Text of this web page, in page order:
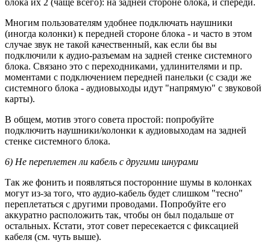
блока их 2 (чаще всего): на задней стороне блока, и спереди.
Многим пользователям удобнее подключать наушники
(иногда колонки) к передней стороне блока - и часто в этом
случае звук не такой качественный, как если бы вы
подключили к аудио-разъемам на задней стенке системного
блока. Связано это с переходниками, удлинителями и пр.
моментами с подключением передней панельки (с сзади же
системного блока - аудиовыходы идут "напрямую" с звуковой
карты).
В общем, мотив этого совета простой: попробуйте
подключить наушники/колонки к аудиовыходам на задней
стенке системного блока.
6) Не переплетен ли кабель с другими шнурами
Так же фонить и появляться посторонние шумы в колонках
могут из-за того, что аудио-кабель будет слишком "тесно"
переплетаться с другими проводами. Попробуйте его
аккуратно расположить так, чтобы он был подальше от
остальных. Кстати, этот совет пересекается с фиксацией
кабеля (см. чуть выше).